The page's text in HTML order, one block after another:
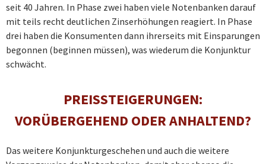
seit 40 Jahren. In Phase zwei haben viele Notenbanken darauf
mit teils recht deutlichen Zinserhöhungen reagiert. In Phase
drei haben die Konsumenten dann ihrerseits mit Einsparungen
begonnen (beginnen müssen), was wiederum die Konjunktur
schwächt.
PREISSTEIGERUNGEN:
VORÜBERGEHEND ODER ANHALTEND?
Das weitere Konjunkturgeschehen und auch die weitere